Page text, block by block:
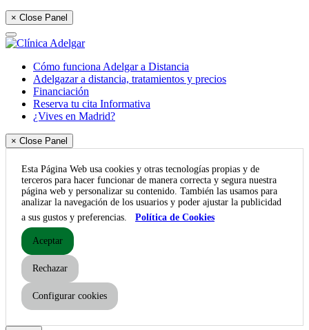
× Close Panel
Cómo funciona Adelgar a Distancia
Adelgazar a distancia, tratamientos y precios
Financiación
Reserva tu cita Informativa
¿Vives en Madrid?
× Close Panel
Esta Página Web usa cookies y otras tecnologías propias y de
terceros para hacer funcionar de manera correcta y segura nuestra
página web y personalizar su contenido. También las usamos para
analizar la navegación de los usuarios y poder ajustar la publicidad
a sus gustos y preferencias.
Política de Cookies
Aceptar
Rechazar
Configurar cookies